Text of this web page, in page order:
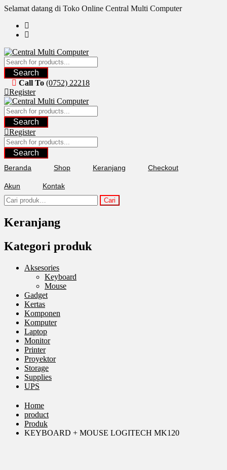
Skip
content
Selamat datang di Toko Online Central Multi Computer
Search
Call To (0752) 22218
Register
Search
Register
Search
Beranda Shop Keranjang Checkout
Akun Kontak
Pencarian
untuk:
Cari
Keranjang
Kategori produk
Aksesories
Keyboard
Mouse
Gadget
Kertas
Komponen
Komputer
Laptop
Monitor
Printer
Proyektor
Storage
Supplies
UPS
Home
product
Produk
KEYBOARD + MOUSE LOGITECH MK120